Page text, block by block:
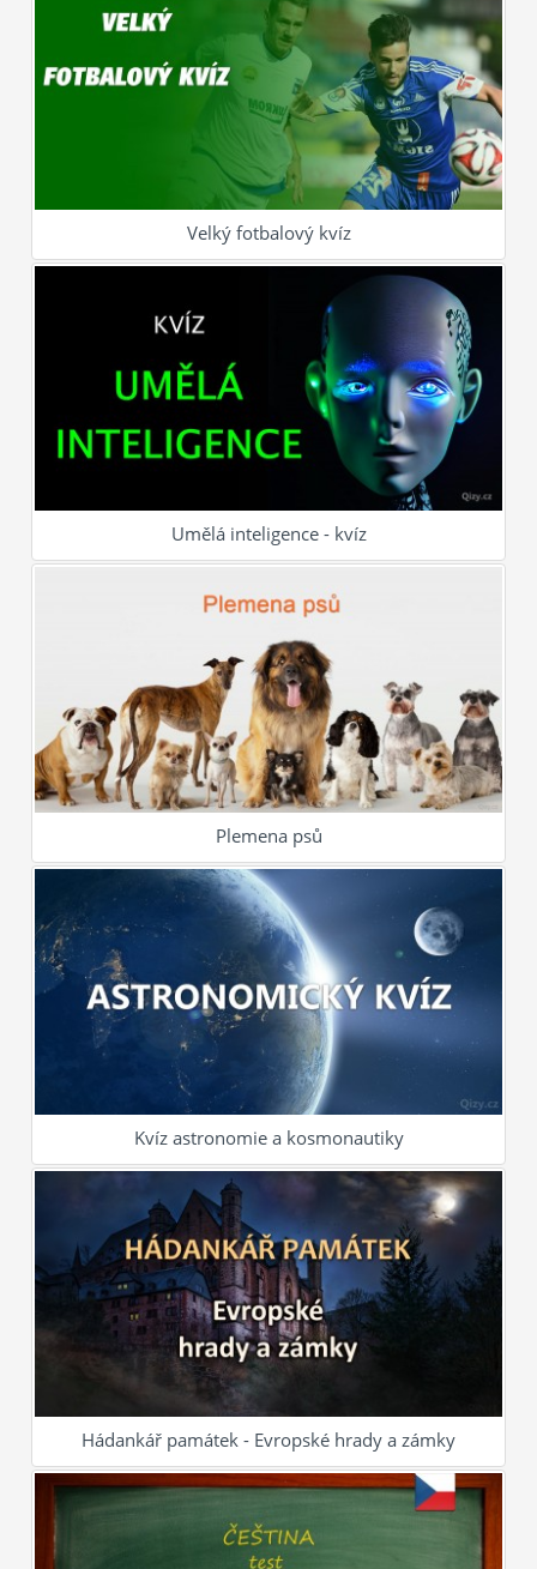
Velký fotbalový kvíz
Umělá inteligence - kvíz
Plemena psů
Kvíz astronomie a kosmonautiky
Hádankář památek - Evropské hrady a zámky